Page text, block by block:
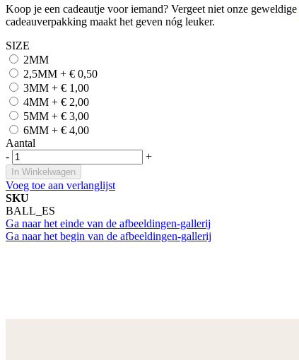
Koop je een cadeautje voor iemand? Vergeet niet onze geweldige
cadeauverpakking maakt het geven nóg leuker.
SIZE
2MM
2,5MM + € 0,50
3MM + € 1,00
4MM + € 2,00
5MM + € 3,00
6MM + € 4,00
Aantal
-
+
In Winkelwagen
Voeg toe aan verlanglijst
SKU
BALL_ES
Ga naar het einde van de afbeeldingen-gallerij
Ga naar het begin van de afbeeldingen-gallerij